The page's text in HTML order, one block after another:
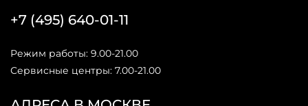
+7 (495) 640-01-11
Режим работы: 9.00-21.00
Сервисные центры: 7.00-21.00